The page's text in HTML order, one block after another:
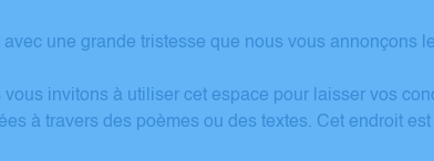
avec une grande tristesse que nous vous
vous invitons à utiliser cet espace pour laisser vos
à travers des poèmes ou des textes. Cet endroit